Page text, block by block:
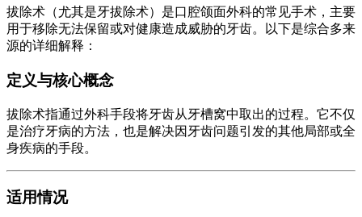
拔除术（尤其是牙拔除术）是口腔颌面外科的常见手术，主要
用于移除无法保留或对健康造成威胁的牙齿。以下是综合多来
源的详细解释：
定义与核心概念
拔除术指通过外科手段将牙齿从牙槽窝中取出的过程。它不仅
是治疗牙病的方法，也是解决因牙齿问题引发的其他局部或全
身疾病的手段。
适用情况